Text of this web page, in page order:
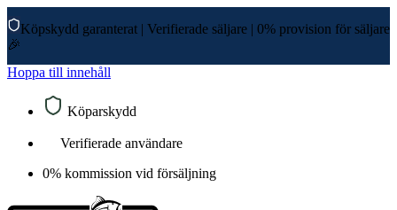
Köpskydd garanterat | Verifierade säljare | 0% provision för säljare
🎉
Hoppa till innehåll
Köparskydd
Verifierade användare
0% kommission vid försäljning